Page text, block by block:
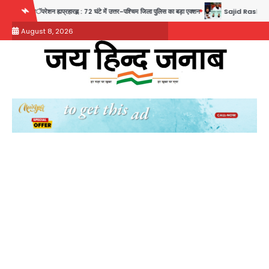
content
ह्यप्रहारह्ण : 72 घंटे में उत्तर-पश्चिम जिला पुलिस का बड़ा एक्शन Sajid Rashidi’s
August 8, 2026